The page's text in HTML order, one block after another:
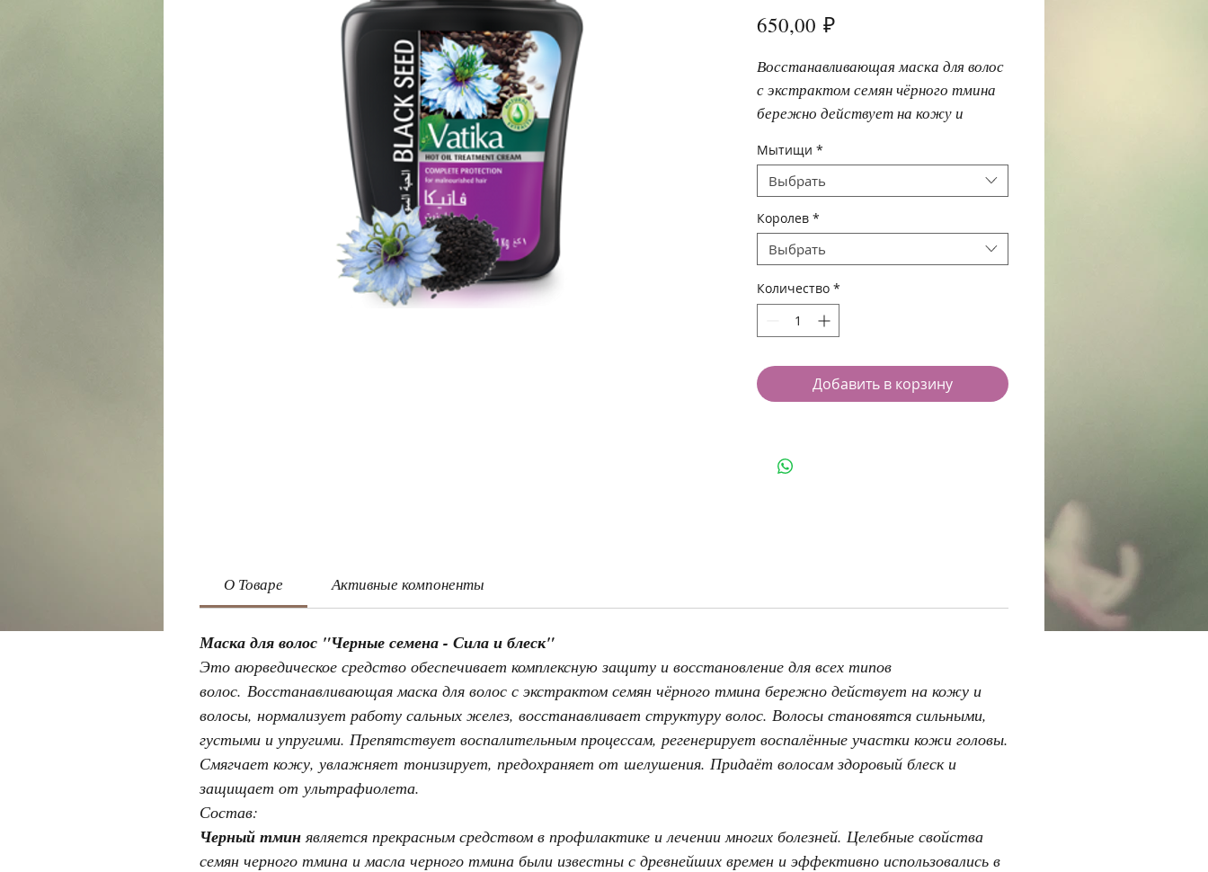
650,00 ₽Цена
Восстанавливающая маска для волос
с экстрактом семян чёрного тмина
бережно действует на кожу и
желез, восстанавливает структуру
волос.
Мытищи *
Выбрать
Королев *
Выбрать
Количество *
Добавить в корзину
О Товаре Активные компоненты
Маска для волос "Черные семена - Сила и блеск"
Это аюрведическое средство обеспечивает комплексную защиту и восстановление для всех типов
волос. Восстанавливающая маска для волос с экстрактом семян чёрного тмина бережно действует на кожу и
волосы, нормализует работу сальных желез, восстанавливает структуру волос. Волосы становятся сильными,
густыми и упругими. Препятствует воспалительным процессам, регенерирует воспалённые участки кожи головы.
Смягчает кожу, увлажняет тонизирует, предохраняет от шелушения. Придаёт волосам здоровый блеск и
защищает от ультрафиолета.
Состав:
Черный тмин является прекрасным средством в профилактике и лечении многих болезней. Целебные свойства
семян черного тмина и масла черного тмина были известны с древнейших времен и эффективно использовались в